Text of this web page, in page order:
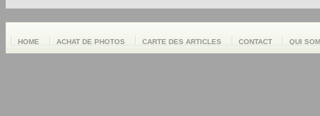
HOME ACHAT DE PHOTOS CARTE DES ARTICLES CONTACT QUI